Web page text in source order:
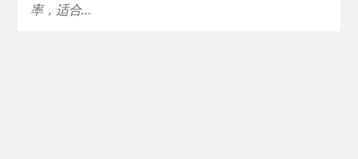
率，适合…